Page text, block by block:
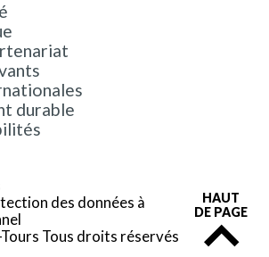
durable
des données à
Tous droits réservés
HAUT
DE PAGE